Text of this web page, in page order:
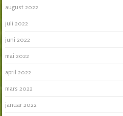
august 2022
juli 2022
juni 2022
mai 2022
april 2022
mars 2022
januar 2022